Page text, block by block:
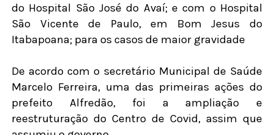
do Hospital São José do Avaí; e com o Hospital
São Vicente de Paulo, em Bom Jesus do
Itabapoana; para os casos de maior gravidade
De acordo com o secretário Municipal de Saúde
Marcelo Ferreira, uma das primeiras ações do
prefeito Alfredão, foi a ampliação e
reestruturação do Centro de Covid, assim que